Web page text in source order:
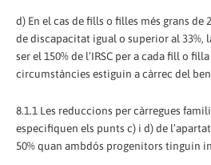
d) En el cas de fills o filles més grans de
de discapacitat igual o superior al 33%,
ser el 150% de l’IRSC per a cada fill o
circumstàncies estiguin a càrrec del
8.1.1 Les reduccions per càrregues
especifiquen els punts c) i d) de
50% quan ambdós progenitors tinguin